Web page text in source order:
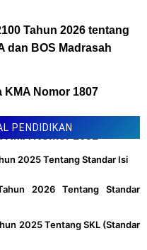
Tahun 2026 tentang
dan BOS Madrasah
KMA Nomor 1807
PENDIDIKAN
2025 Tentang Standar Isi
2026 Tentang Standar
2025 Tentang SKL (Standar